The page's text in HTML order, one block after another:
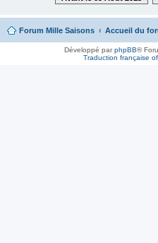
Forum Mille Saisons Accueil du
Développé parphpBB®
Traduction française